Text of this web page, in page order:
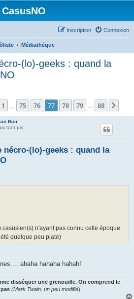
CasusNO
Connexion
Inscription
Médiathèque
(lo)-geeks : quand la
77 sur 88
Précédent
1 75 76 77 78 79 88
Noir
tant pis
nécro-(lo)-geeks : quand la
n'ayant pas connu cette époque
quelque peu plate)
ahaha hahaha hahah!
disséquer une grenouille. On comprend le
(Mark Twain, un peu modifié)